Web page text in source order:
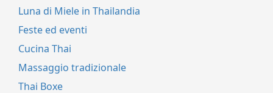
Luna di Miele in Thailandia
Feste ed eventi
Cucina Thai
Massaggio tradizionale
Thai Boxe